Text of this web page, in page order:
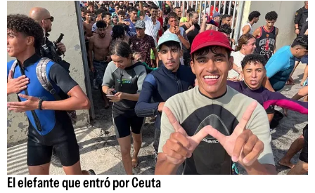
El elefante que entró por Ceuta